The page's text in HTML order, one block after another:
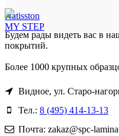
Natisston
MY STEP
Будем рады видеть вас в
покрытий.
Более 1000 крупных
Видное, ул. Старо-
Тел.: 8 (495) 414-13-13
Почта: zakaz@spc-